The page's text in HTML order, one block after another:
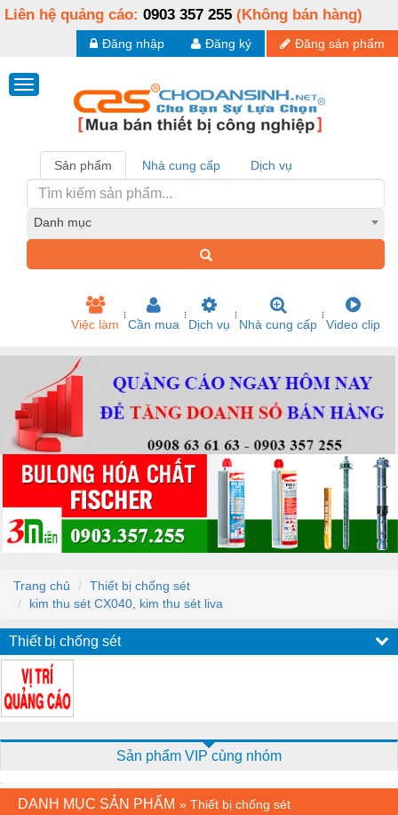
Liên hệ quảng cáo: 0903 357 255 (Không bán hàng)
Đăng sản phẩm
Đăng ký
Đăng nhập
Sản phẩm Nhà cung cấp Dịch vụ
Danh mục
Việc làm Cần mua Dịch vụ Nhà cung cấp Video clip
Trang chủ
Thiết bị chống sét
kim thu sét CX040, kim thu sét liva
Thiết bị chống sét
Sản phẩm VIP cùng nhóm
DANH MỤC SẢN PHẨM » Thiết bị chống sét